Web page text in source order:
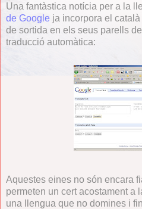
Una fantàstica notícia per a la
de Google ja incorpora el
de sortida en els seus parells
traducció automàtica:
Aquestes eines no són encara
permeten un cert acostament a
una llengua que no domines i